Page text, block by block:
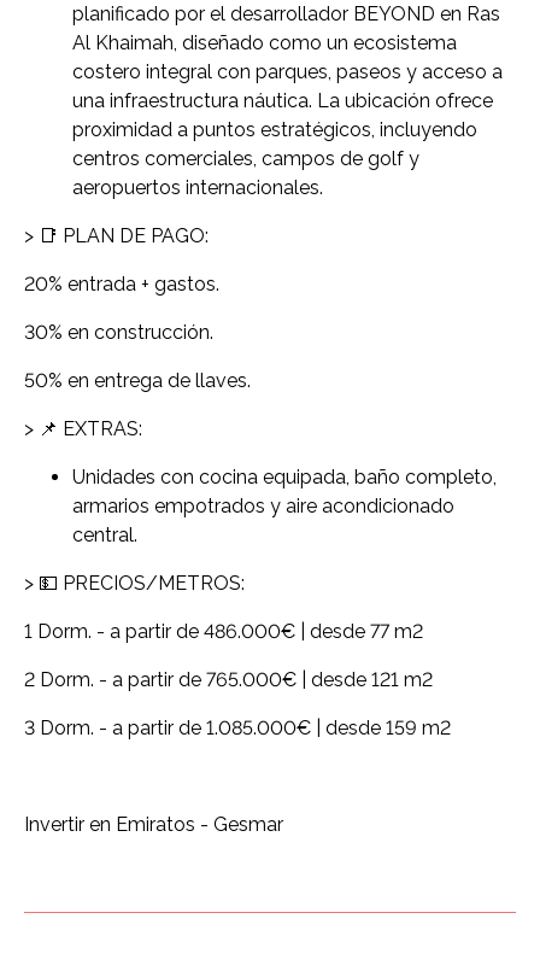
planificado por el desarrollador BEYOND en Ras
Al Khaimah, diseñado como un ecosistema
costero integral con parques, paseos y acceso a
una infraestructura náutica. La ubicación ofrece
proximidad a puntos estratégicos, incluyendo
centros comerciales, campos de golf y
aeropuertos internacionales.
> 📑 PLAN DE PAGO:
20% entrada + gastos.
30% en construcción.
50% en entrega de llaves.
> 📌 EXTRAS:
Unidades con cocina equipada, baño completo,
armarios empotrados y aire acondicionado
central.
> 💵 PRECIOS/METROS:
1 Dorm. - a partir de 486.000€ | desde 77 m2
2 Dorm. - a partir de 765.000€ | desde 121 m2
3 Dorm. - a partir de 1.085.000€ | desde 159 m2
Invertir en Emiratos - Gesmar